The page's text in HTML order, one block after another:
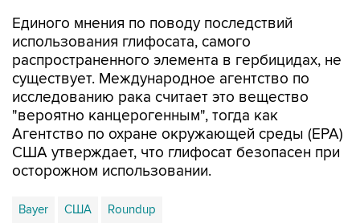
Единого мнения по поводу последствий
использования глифосата, самого
распространенного элемента в гербицидах, не
существует. Международное агентство по
исследованию рака считает это вещество
"вероятно канцерогенным", тогда как
Агентство по охране окружающей среды (EPA)
США утверждает, что глифосат безопасен при
осторожном использовании.
Bayer США Roundup